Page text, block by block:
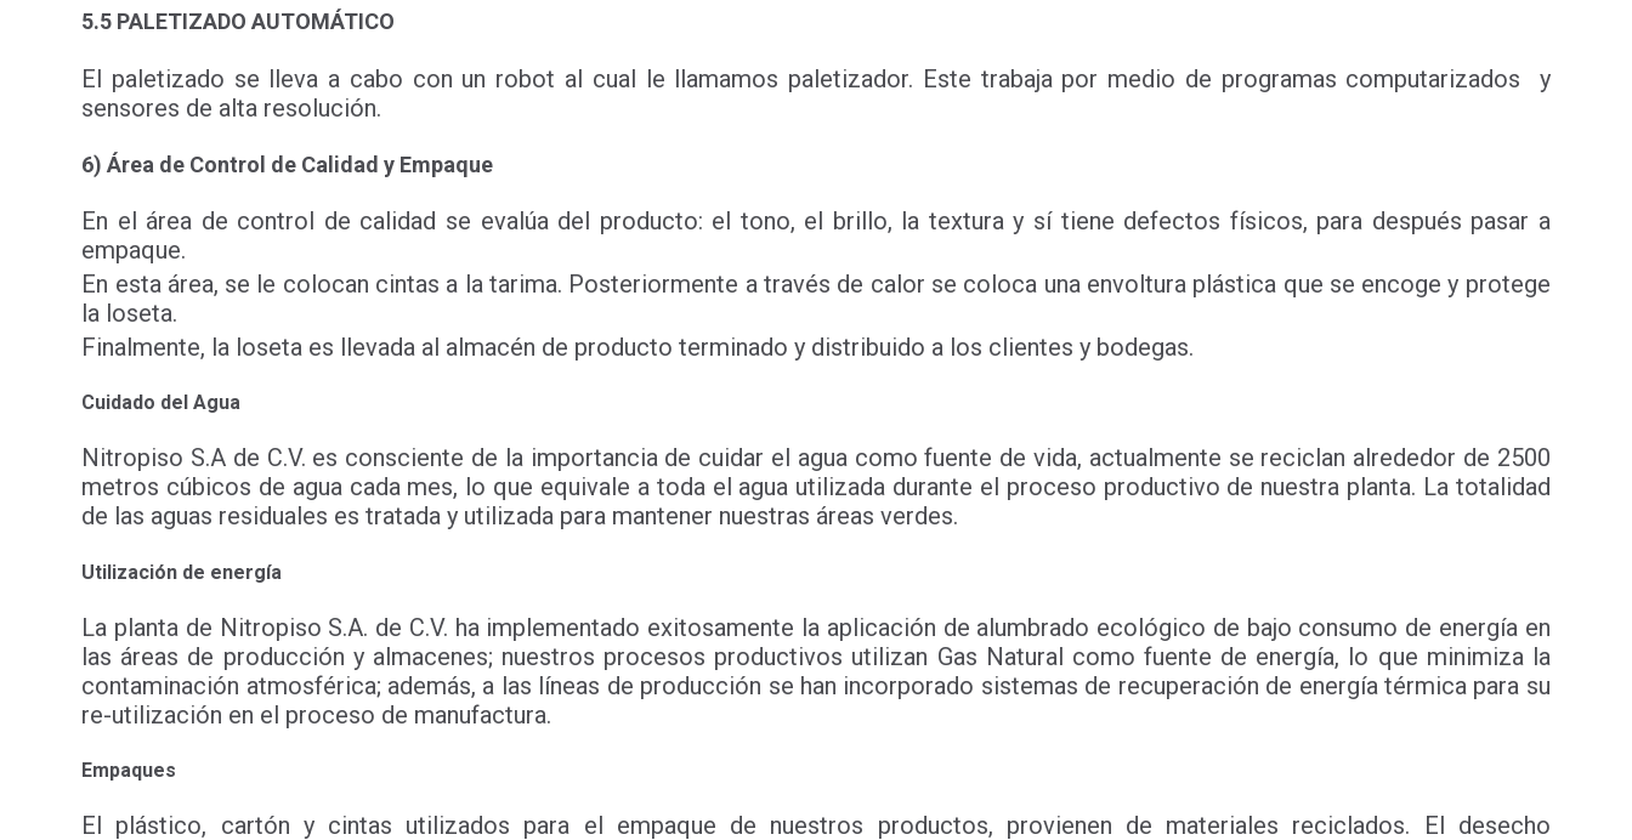
5.5 PALETIZADO AUTOMÁTICO
El paletizado se lleva a cabo con un robot al cual le llamamos paletizador. Este trabaja por medio de programas computarizados y
sensores de alta resolución.
6) Área de Control de Calidad y Empaque
En el área de control de calidad se evalúa del producto: el tono, el brillo, la textura y sí tiene defectos físicos, para después pasar a
empaque.
En esta área, se le colocan cintas a la tarima. Posteriormente a través de calor se coloca una envoltura plástica que se encoge y protege
la loseta.
Finalmente, la loseta es llevada al almacén de producto terminado y distribuido a los clientes y bodegas.
Cuidado del Agua
Nitropiso S.A de C.V. es consciente de la importancia de cuidar el agua como fuente de vida, actualmente se reciclan alrededor de 2500
metros cúbicos de agua cada mes, lo que equivale a toda el agua utilizada durante el proceso productivo de nuestra planta. La totalidad
de las aguas residuales es tratada y utilizada para mantener nuestras áreas verdes.
Utilización de energía
La planta de Nitropiso S.A. de C.V. ha implementado exitosamente la aplicación de alumbrado ecológico de bajo consumo de energía en
las áreas de producción y almacenes; nuestros procesos productivos utilizan Gas Natural como fuente de energía, lo que minimiza la
contaminación atmosférica; además, a las líneas de producción se han incorporado sistemas de recuperación de energía térmica para su
re-utilización en el proceso de manufactura.
Empaques
El plástico, cartón y cintas utilizados para el empaque de nuestros productos, provienen de materiales reciclados. El desecho